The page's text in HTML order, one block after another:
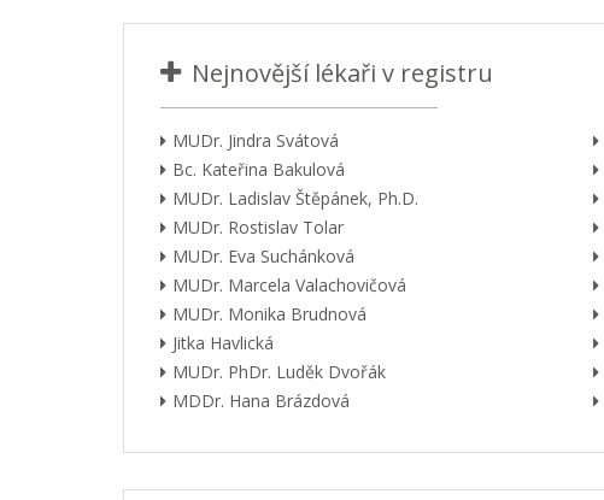
Nejnovější lékaři v registru
MUDr. Jindra Svátová
Bc. Kateřina Bakulová
MUDr. Ladislav Štěpánek, Ph.D.
MUDr. Rostislav Tolar
MUDr. Eva Suchánková
MUDr. Marcela Valachovičová
MUDr. Monika Brudnová
Jitka Havlická
MUDr. PhDr. Luděk Dvořák
MDDr. Hana Brázdová